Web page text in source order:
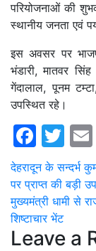
परियोजनाओं की
स्थानीय जनता एवं
इस अवसर पर
भंडारी, मातवर
गेंदालाल, पूनम
उपस्थित रहे।
Post
देहरादून के सन्दर्भ
पर प्राप्त की बड़ी
मुख्यमंत्री धामी से
शिष्टाचार भेंट
Leave a